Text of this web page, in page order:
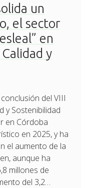
un
el sector
en
y
del VIII
y Sostenibilidad
en Córdoba
en 2025, y ha
el aumento de la
aunque ha
millones de
del 3,2…